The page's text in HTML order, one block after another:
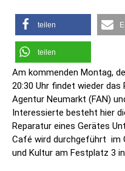
teilen
teilen
Am kommenden Montag,
20:30 Uhr findet wieder das
Agentur Neumarkt (FAN)
Interessierte besteht hier
Reparatur eines Gerätes
Café wird durchgeführt im
und Kultur am Festplatz 3